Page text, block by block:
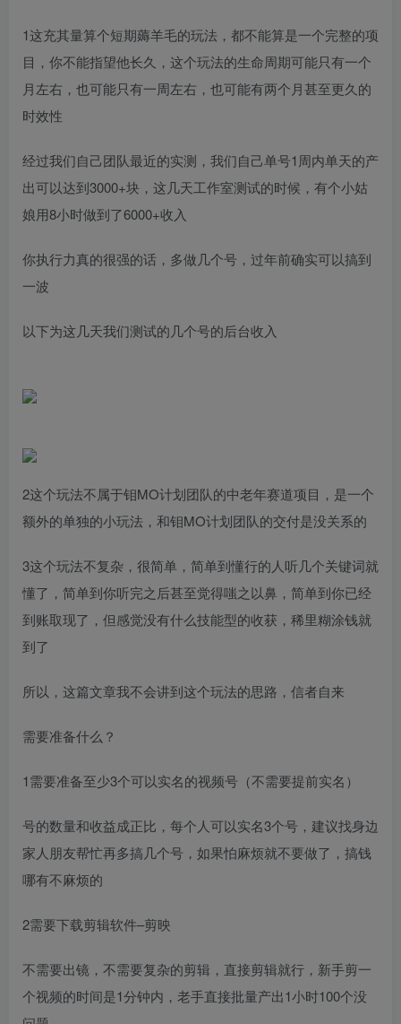
1这充其量算个短期薅羊毛的玩法，都不能算是一个完整的项
目，你不能指望他长久，这个玩法的生命周期可能只有一个
月左右，也可能只有一周左右，也可能有两个月甚至更久的
时效性
经过我们自己团队最近的实测，我们自己单号1周内单天的产
出可以达到3000+块，这几天工作室测试的时候，有个小姑
娘用8小时做到了6000+收入
你执行力真的很强的话，多做几个号，过年前确实可以搞到
一波
以下为这几天我们测试的几个号的后台收入
2这个玩法不属于钼MO计划团队的中老年赛道项目，是一个
额外的单独的小玩法，和钼MO计划团队的交付是没关系的
3这个玩法不复杂，很简单，简单到懂行的人听几个关键词就
懂了，简单到你听完之后甚至觉得嗤之以鼻，简单到你已经
到账取现了，但感觉没有什么技能型的收获，稀里糊涂钱就
到了
所以，这篇文章我不会讲到这个玩法的思路，信者自来
需要准备什么？
1需要准备至少3个可以实名的视频号（不需要提前实名）
号的数量和收益成正比，每个人可以实名3个号，建议找身边
家人朋友帮忙再多搞几个号，如果怕麻烦就不要做了，搞钱
哪有不麻烦的
2需要下载剪辑软件–剪映
不需要出镜，不需要复杂的剪辑，直接剪辑就行，新手剪一
个视频的时间是1分钟内，老手直接批量产出1小时100个没